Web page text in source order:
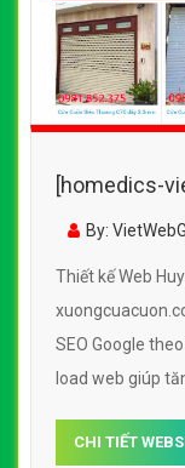
[homedics-
Ứng Hòa -
By:
Thiết kế Web
SEO Google
load web giúp
CHI TIẾT